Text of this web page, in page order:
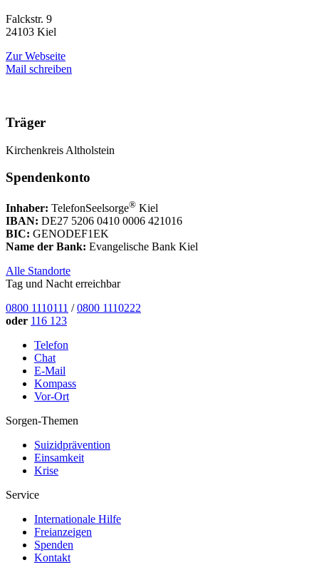
Falckstr. 9
24103 Kiel
Zur Webseite
Mail schreiben
Träger
Kirchenkreis Altholstein
Spendenkonto
Inhaber: TelefonSeelsorge® Kiel
IBAN: DE27 5206 0410 0006 421016
BIC: GENODEF1EK
Name der Bank: Evangelische Bank Kiel
Alle Standorte
Tag und Nacht erreichbar
0800 1110111 /0800 1110222
oder 116 123
Telefon
Chat
E-Mail
Kompass
Vor-Ort
Sorgen-Themen
Suizidprävention
Einsamkeit
Krise
Service
Internationale Hilfe
Freianzeigen
Spenden
Kontakt